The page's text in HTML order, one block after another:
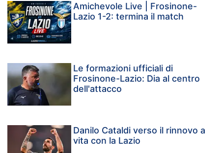
Amichevole Live | Frosinone-
Lazio 1-2: termina il match
Le formazioni ufficiali di
Frosinone-Lazio: Dia al centro
dell'attacco
Danilo Cataldi verso il rinnovo a
vita con la Lazio